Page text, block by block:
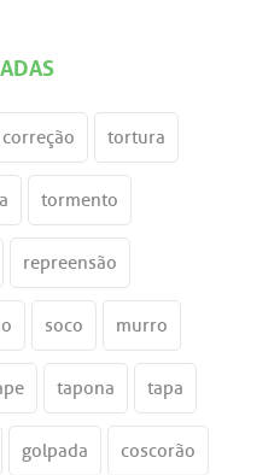
correção tortura
tormento
repreensão
soco murro
tapona tapa
golpada coscorão